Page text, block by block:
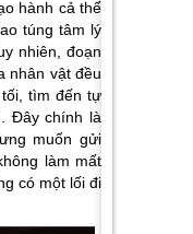
hành cả thể
túng tâm lý
nhiên, đoạn
nhân vật đều
tìm đến tự
Đây chính là
muốn gửi
làm mất
có một lối đi